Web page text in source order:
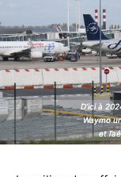
D’ici à
Waymo
et
D’ici à
Waymo
et